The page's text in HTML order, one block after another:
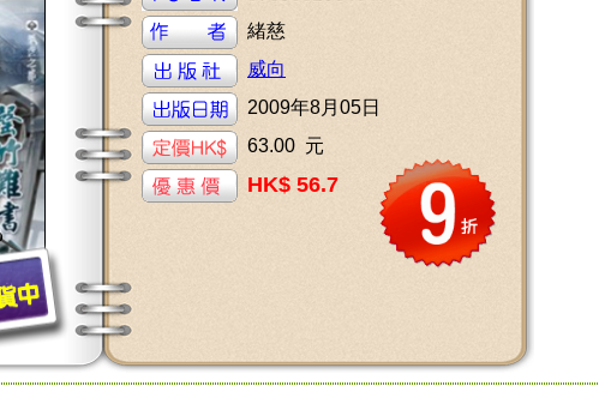
緒慈
威向
2009年8月05日
63.00 元
HK$ 56.7